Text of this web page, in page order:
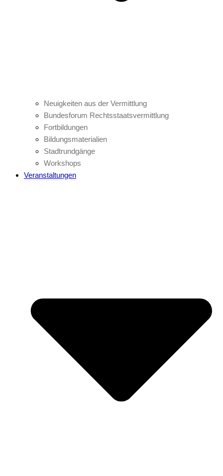
Neuigkeiten aus der Vermittlung
Bundesforum Rechtsstaatsvermittlung
Fortbildungen
Bildungsmaterialien
Stadtrundgänge
Workshops
Veranstaltungen